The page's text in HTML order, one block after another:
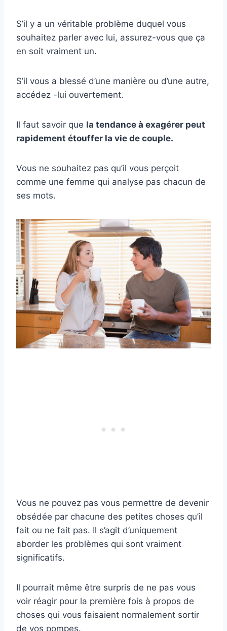
S’il y a un véritable problème duquel vous
souhaitez parler avec lui, assurez-vous que ça
en soit vraiment un.
S’il vous a blessé d’une manière ou d’une autre,
accédez -lui ouvertement.
Il faut savoir que la tendance à exagérer peut
rapidement étouffer la vie de couple.
Vous ne souhaitez pas qu’il vous perçoit
comme une femme qui analyse pas chacun de
ses mots.
Vous ne pouvez pas vous permettre de devenir
obsédée par chacune des petites choses qu’il
fait ou ne fait pas. Il s’agit d’uniquement
aborder les problèmes qui sont vraiment
significatifs.
Il pourrait même être surpris de ne pas vous
voir réagir pour la première fois à propos de
choses qui vous faisaient normalement sortir
de vos pompes.